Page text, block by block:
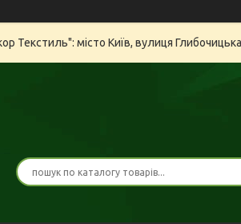
Текстиль": місто Київ, вулиця